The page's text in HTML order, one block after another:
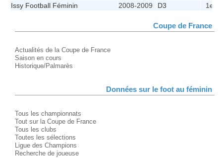
Issy Football Féminin
2008-2009 D3 1e
Coupe de France
Actualités de la Coupe de France
Saison en cours
Historique/Palmarès
Données sur le foot au féminin
Tous les championnats
Tout sur la Coupe de France
Tous les clubs
Toutes les sélections
Ligue des Champions
Recherche de joueuse